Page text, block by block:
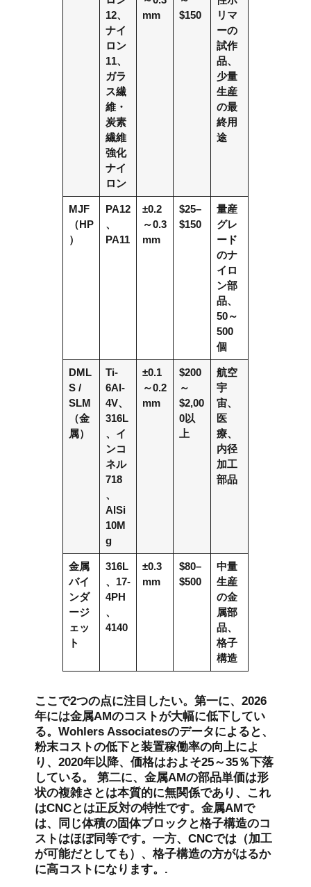
12、
ナイ
ロン
11、
ガラ
ス繊
維・
炭素
繊維
強化
ナイ
ロン
mm
$150
リマ
ーの
試作
品、
少量
生産
の最
終用
途
MJF
（HP
）
PA12
、
PA11
±0.2
～0.3
mm
$25–
$150
量産
グレ
ード
のナ
イロ
ン部
品、
50～
500
個
DML
S /
SLM
（金
属）
Ti-
6Al-
4V、
316L
、イ
ンコ
ネル
718
、
AlSi
10M
g
±0.1
～0.2
mm
$200
～
$2,00
0以
上
航空
宇
宙、
医
療、
内径
加工
部品
金属
バイ
ンダ
ージ
ェッ
ト
316L
、17-
4PH
、
4140
±0.3
mm
$80–
$500
中量
生産
の金
属部
品、
格子
構造
ここで2つの点に注目したい。第一に、2026
年には金属AMのコストが大幅に低下してい
る。Wohlers Associatesのデータによると、
粉末コストの低下と装置稼働率の向上によ
り、2020年以降、価格はおよそ25～35％下落
している。 第二に、金属AMの部品単価は形
状の複雑さとは本質的に無関係であり、これ
はCNCとは正反対の特性です。金属AMで
は、同じ体積の固体ブロックと格子構造のコ
ストはほぼ同等です。一方、CNCでは（加工
が可能だとしても）、格子構造の方がはるか
に高コストになります。.